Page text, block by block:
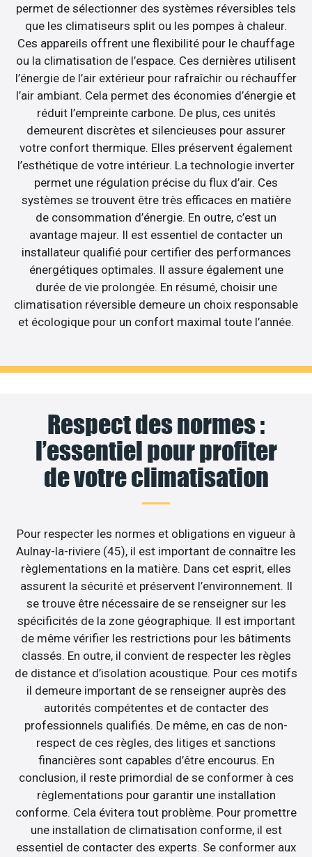
permet de sélectionner des systèmes réversibles tels
que les climatiseurs split ou les pompes à chaleur.
Ces appareils offrent une flexibilité pour le chauffage
ou la climatisation de l’espace. Ces dernières utilisent
l’énergie de l’air extérieur pour rafraîchir ou réchauffer
l’air ambiant. Cela permet des économies d’énergie et
réduit l’empreinte carbone. De plus, ces unités
demeurent discrètes et silencieuses pour assurer
votre confort thermique. Elles préservent également
l’esthétique de votre intérieur. La technologie inverter
permet une régulation précise du flux d’air. Ces
systèmes se trouvent être très efficaces en matière
de consommation d’énergie. En outre, c’est un
avantage majeur. Il est essentiel de contacter un
installateur qualifié pour certifier des performances
énergétiques optimales. Il assure également une
durée de vie prolongée. En résumé, choisir une
climatisation réversible demeure un choix responsable
et écologique pour un confort maximal toute l’année.
Respect des normes :
l’essentiel pour profiter
de votre climatisation
Pour respecter les normes et obligations en vigueur à
Aulnay-la-riviere (45), il est important de connaître les
règlementations en la matière. Dans cet esprit, elles
assurent la sécurité et préservent l’environnement. Il
se trouve être nécessaire de se renseigner sur les
spécificités de la zone géographique. Il est important
de même vérifier les restrictions pour les bâtiments
classés. En outre, il convient de respecter les règles
de distance et d’isolation acoustique. Pour ces motifs
il demeure important de se renseigner auprès des
autorités compétentes et de contacter des
professionnels qualifiés. De même, en cas de non-
respect de ces règles, des litiges et sanctions
financières sont capables d’être encourus. En
conclusion, il reste primordial de se conformer à ces
règlementations pour garantir une installation
conforme. Cela évitera tout problème. Pour promettre
une installation de climatisation conforme, il est
essentiel de contacter des experts. Se conformer aux